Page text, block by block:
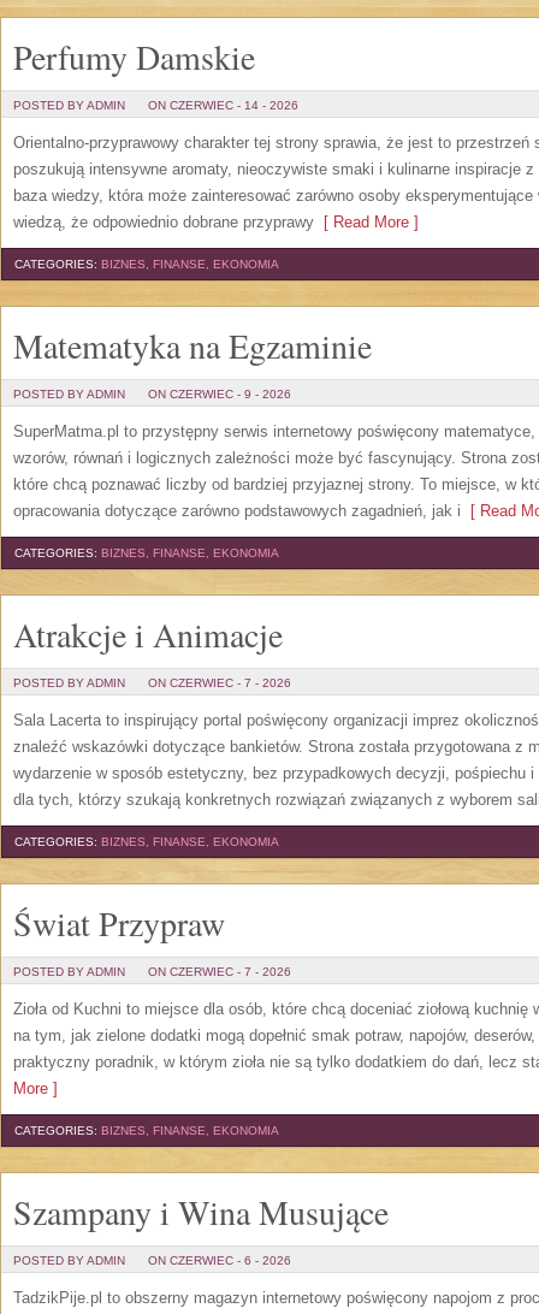
Perfumy Damskie
POSTED BY ADMIN ON CZERWIEC - 14 - 2026
Orientalno-przyprawowy charakter tej strony sprawia, że jest to
poszukują intensywne aromaty, nieoczywiste smaki i kulinarne inspiracje
baza wiedzy, która może zainteresować zarówno osoby
wiedzą, że odpowiednio dobrane przyprawy [ Read More ]
CATEGORIES: BIZNES, FINANSE, EKONOMIA
Matematyka na Egzaminie
POSTED BY ADMIN ON CZERWIEC - 9 - 2026
SuperMatma.pl to przystępny serwis internetowy poświęcony
wzorów, równań i logicznych zależności może być fascynujący. Strona
które chcą poznawać liczby od bardziej przyjaznej strony. To miejsce, w
opracowania dotyczące zarówno podstawowych zagadnień, jak i [ Read
CATEGORIES: BIZNES, FINANSE, EKONOMIA
Atrakcje i Animacje
POSTED BY ADMIN ON CZERWIEC - 7 - 2026
Sala Lacerta to inspirujący portal poświęcony organizacji imprez
znaleźć wskazówki dotyczące bankietów. Strona została przygotowana z
wydarzenie w sposób estetyczny, bez przypadkowych decyzji, pośpiechu
dla tych, którzy szukają konkretnych rozwiązań związanych z wyborem
CATEGORIES: BIZNES, FINANSE, EKONOMIA
Świat Przypraw
POSTED BY ADMIN ON CZERWIEC - 7 - 2026
Zioła od Kuchni to miejsce dla osób, które chcą doceniać ziołową
na tym, jak zielone dodatki mogą dopełnić smak potraw, napojów,
praktyczny poradnik, w którym zioła nie są tylko dodatkiem do dań, lecz
More ]
CATEGORIES: BIZNES, FINANSE, EKONOMIA
Szampany i Wina Musujące
POSTED BY ADMIN ON CZERWIEC - 6 - 2026
TadzikPije.pl to obszerny magazyn internetowy poświęcony napojom z